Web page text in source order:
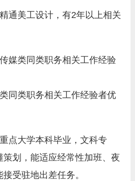
通美工设计，有2年以上相关
媒类同类职务相关工作经验
同类职务相关工作经验者优
点大学本科毕业，文科专
策划，能适应经常性加班、夜
受驻地出差任务。